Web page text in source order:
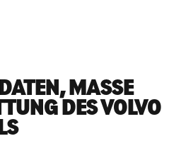
MASSE U
DES VOLVO X